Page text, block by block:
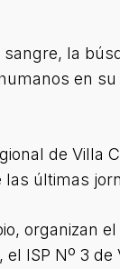
la
en
de Villa
las últimas
organizan
ISP Nº 3